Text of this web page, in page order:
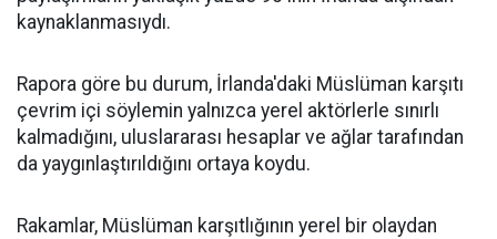
kaynaklanmasıydı.
Rapora göre bu durum, İrlanda'daki Müslüman karşıtı
çevrim içi söylemin yalnızca yerel aktörlerle sınırlı
kalmadığını, uluslararası hesaplar ve ağlar tarafından
da yaygınlaştırıldığını ortaya koydu.
Rakamlar, Müslüman karşıtlığının yerel bir olaydan